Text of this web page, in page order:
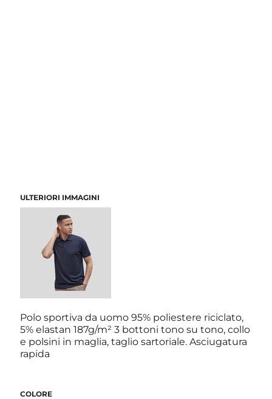
ULTERIORI IMMAGINI
Polo sportiva da uomo 95% poliestere riciclato,
5% elastan 187g/m² 3 bottoni tono su tono, collo
e polsini in maglia, taglio sartoriale. Asciugatura
rapida
COLORE